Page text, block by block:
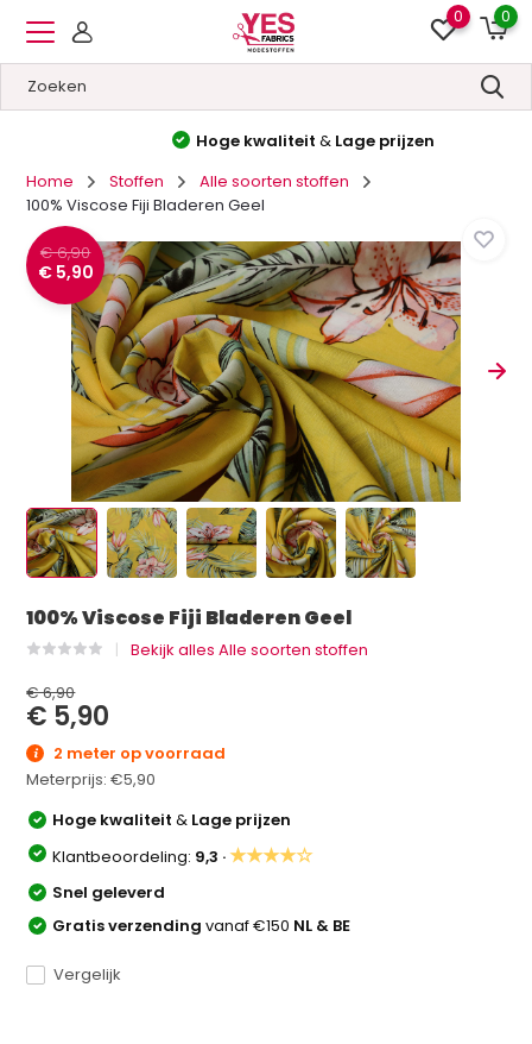
0 0
Hoge kwaliteit&Lage prijzen
Home
Stoffen
Alle soorten stoffen
100% Viscose Fiji Bladeren Geel
€ 6,90
€ 5,90
100% Viscose Fiji Bladeren Geel
Bekijk alles Alle soorten stoffen
€ 6,90
€ 5,90
2 meter op voorraad
Meterprijs:€5,90
Hoge kwaliteit& Lage prijzen
Klantbeoordeling: 9,3 ·★★★★☆
Snel geleverd
Gratis verzendingvanaf €150 NL & BE
Vergelijk